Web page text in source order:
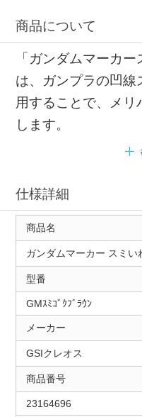
商品について
「ガンダムマーカ
は、ガンプラの凹線
用することで、メリ
します。
仕様詳細
商品名
ガンダムマーカー スミい
型番
GMｽﾐｺﾞｸﾌﾞﾗｳﾝ
メーカー
GSIクレオス
商品番号
23164696